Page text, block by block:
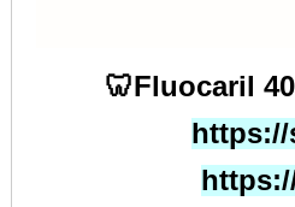
🦷Fluocaril
https://